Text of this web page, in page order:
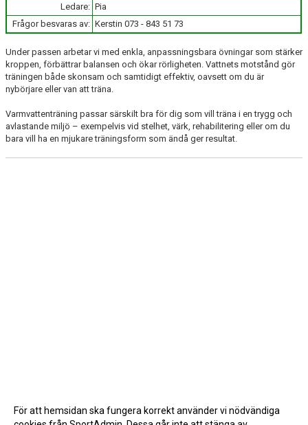
Ledare: Pia
Frågor besvaras av: Kerstin 073 - 843 51 73
Under passen arbetar vi med enkla, anpassningsbara övningar som stärker
kroppen, förbättrar balansen och ökar rörligheten. Vattnets motstånd gör
träningen både skonsam och samtidigt effektiv, oavsett om du är
nybörjare eller van att träna.
Varmvattenträning passar särskilt bra för dig som vill träna i en trygg och
avlastande miljö – exempelvis vid stelhet, värk, rehabilitering eller om du
bara vill ha en mjukare träningsform som ändå ger resultat.
För att hemsidan ska fungera korrekt använder vi nödvändiga